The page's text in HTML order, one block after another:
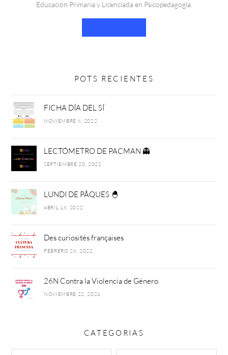
Educación Primaria y Licenciada en Psicopedagogía.
POTS RECIENTES
FICHA DÍA DEL SÍ
NOVIEMBRE 6, 2022
LECTÓMETRO DE PACMAN 👻
SEPTIEMBRE 20, 2022
LUNDI DE PÂQUES 🐣
ABRIL 18, 2022
Des curiosités françaises
FEBRERO 28, 2022
26N Contra la Violencia de Género
NOVIEMBRE 22, 2021
CATEGORIAS